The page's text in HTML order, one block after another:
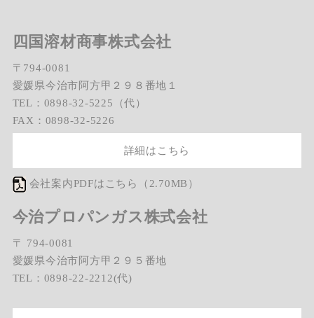
四国溶材商事株式会社
〒794-0081
愛媛県今治市阿方甲２９８番地１
TEL：0898-32-5225（代）
FAX：0898-32-5226
詳細はこちら
会社案内PDFはこちら（2.70MB）
今治プロパンガス株式会社
〒 794-0081
愛媛県今治市阿方甲２９５番地
TEL：0898-22-2212(代)